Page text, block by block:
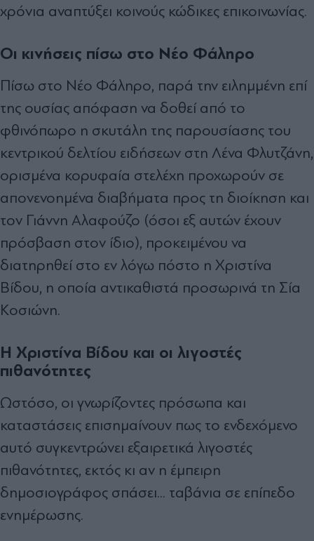
χρόνια αναπτύξει κοινούς κώδικες επικοινωνίας.
Οι κινήσεις πίσω στο Νέο Φάληρο
Πίσω στο Νέο Φάληρο, παρά την ειληµµένη επί
της ουσίας απόφαση να δοθεί από το
φθινόπωρο η σκυτάλη της παρουσίασης του
κεντρικού δελτίου ειδήσεων στη Λένα Φλυτζάνη,
ορισµένα κορυφαία στελέχη προχωρούν σε
απονενοηµένα διαβήµατα προς τη διοίκηση και
τον Γιάννη Αλαφούζο (όσοι εξ αυτών έχουν
πρόσβαση στον ίδιο), προκειµένου να
διατηρηθεί στο εν λόγω πόστο η Χριστίνα
Βίδου, η οποία αντικαθιστά προσωρινά τη Σία
Κοσιώνη.
Η Χριστίνα Βίδου και οι λιγοστές
πιθανότητες
Ωστόσο, οι γνωρίζοντες πρόσωπα και
καταστάσεις επισηµαίνουν πως το ενδεχόµενο
αυτό συγκεντρώνει εξαιρετικά λιγοστές
πιθανότητες, εκτός κι αν η έµπειρη
δηµοσιογράφος σπάσει... ταβάνια σε επίπεδο
ενηµέρωσης.